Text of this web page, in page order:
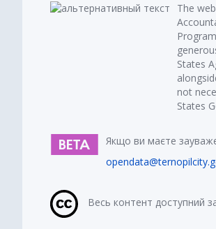
The
States
not
States
Якщо ви маєте
Весь контент доступний